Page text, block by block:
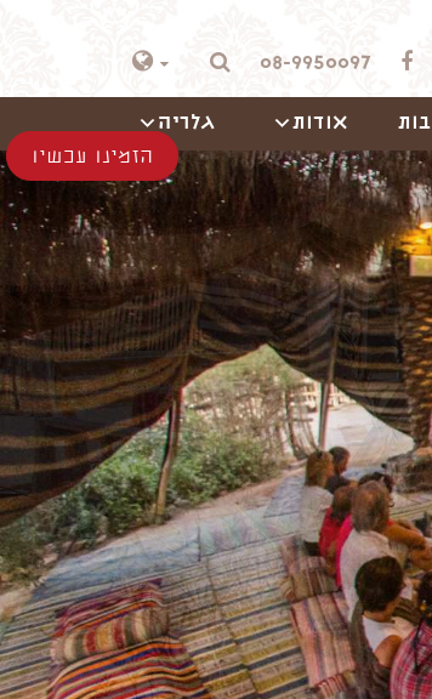
08-9950097
אודות גלריה
הזמינו עכשיו